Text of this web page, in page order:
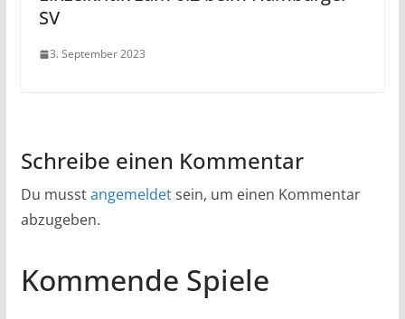
SV
3. September 2023
Schreibe einen Kommentar
Du musstangemeldetsein, um einen Kommentar
abzugeben.
Kommende Spiele